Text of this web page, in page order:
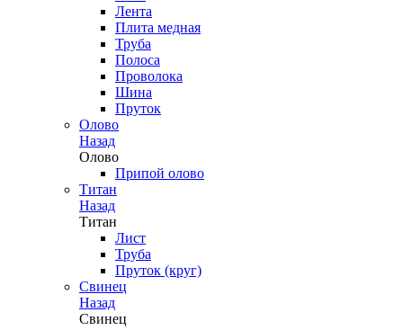
Лента
Плита медная
Труба
Полоса
Проволока
Шина
Пруток
Олово
Назад
Олово
Припой олово
Титан
Назад
Титан
Лист
Труба
Пруток (круг)
Свинец
Назад
Свинец